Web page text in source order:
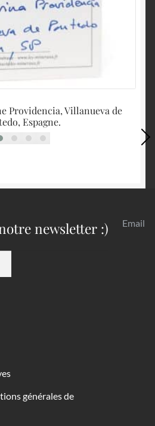
Providencia, Villanueva de
Espagne.
newsletter :) Email
générales de